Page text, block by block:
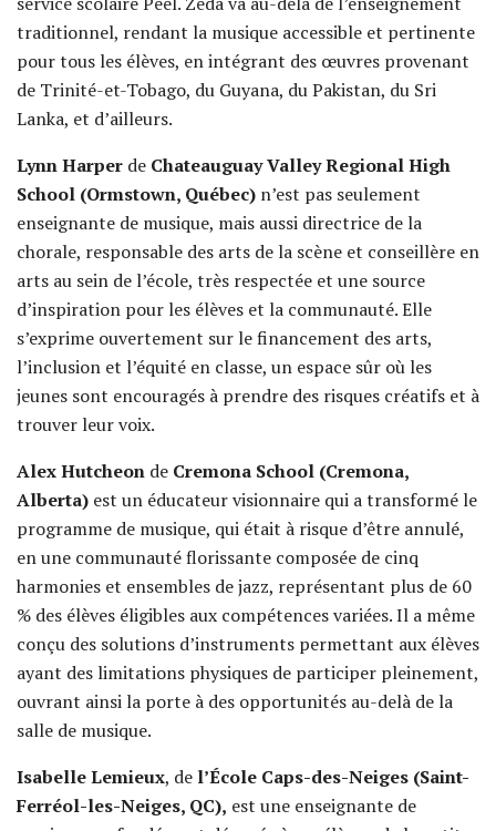
traditionnel, rendant la musique accessible et pertinente
pour tous les élèves, en intégrant des œuvres provenant
de Trinité-et-Tobago, du Guyana, du Pakistan, du Sri
Lanka, et d’ailleurs.
Lynn Harper de Chateauguay Valley Regional High
School (Ormstown, Québec) n’est pas seulement
enseignante de musique, mais aussi directrice de la
chorale, responsable des arts de la scène et conseillère en
arts au sein de l’école, très respectée et une source
d’inspiration pour les élèves et la communauté. Elle
s’exprime ouvertement sur le financement des arts,
l’inclusion et l’équité en classe, un espace sûr où les
jeunes sont encouragés à prendre des risques créatifs et à
trouver leur voix.
Alex Hutcheon de Cremona School (Cremona,
Alberta) est un éducateur visionnaire qui a transformé le
programme de musique, qui était à risque d’être annulé,
en une communauté florissante composée de cinq
harmonies et ensembles de jazz, représentant plus de 60
% des élèves éligibles aux compétences variées. Il a même
conçu des solutions d’instruments permettant aux élèves
ayant des limitations physiques de participer pleinement,
ouvrant ainsi la porte à des opportunités au-delà de la
salle de musique.
Isabelle Lemieux, de l’École Caps-des-Neiges (Saint-
Ferréol-les-Neiges, QC), est une enseignante de